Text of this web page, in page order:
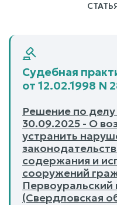
Судебная
от 12.02.1998 N
Решение по
30.09.2025 - О
устранить
содержания и
сооружений
Первоуральский
(Свердловская